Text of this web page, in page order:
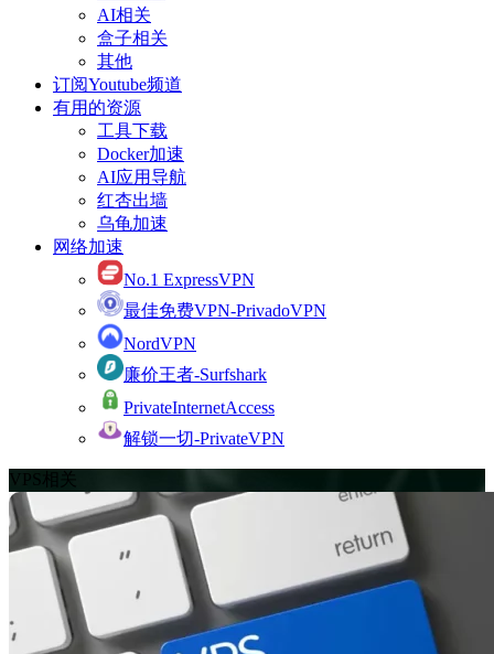
AI相关
盒子相关
其他
订阅Youtube频道
有用的资源
工具下载
Docker加速
AI应用导航
红杏出墙
乌龟加速
网络加速
No.1 ExpressVPN
最佳免费VPN-PrivadoVPN
NordVPN
廉价王者-Surfshark
PrivateInternetAccess
解锁一切-PrivateVPN
VPS相关